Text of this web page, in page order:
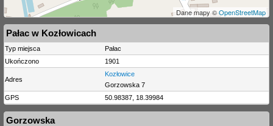
Dane mapy ©OpenStreetMap
Pałac w Kozłowicach
Typ miejsca
Pałac
Ukończono
1901
Adres
Kozłowice
Gorzowska 7
GPS
50.98387, 18.39984
Gorzowska